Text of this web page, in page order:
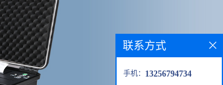
联系方式
手机： 13256794734